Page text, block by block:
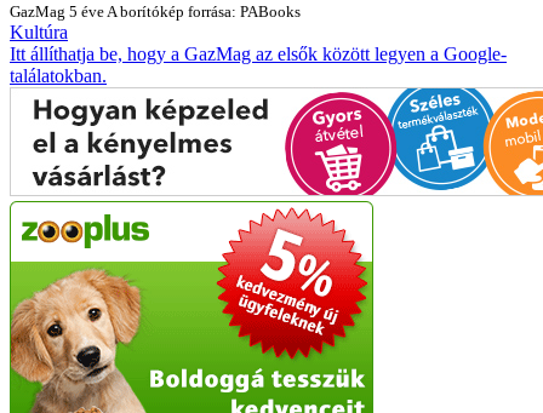
GazMag 5 éve A borítókép forrása: PABooks
Kultúra
Itt állíthatja be, hogy a GazMag az elsők között legyen a Google-
találatokban.